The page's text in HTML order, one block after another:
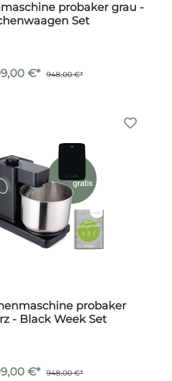
probaker grau -
Set
€* 948,00 €*
probaker
- Black Week Set
€* 948,00 €*